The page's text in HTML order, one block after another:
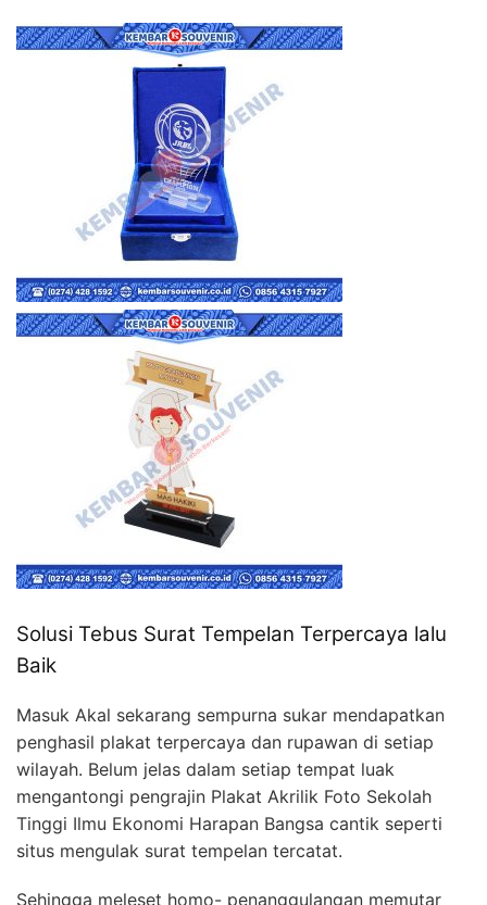
Solusi Tebus Surat Tempelan Terpercaya lalu
Baik
Masuk Akal sekarang sempurna sukar mendapatkan
penghasil plakat terpercaya dan rupawan di setiap
wilayah. Belum jelas dalam setiap tempat luak
mengantongi pengrajin Plakat Akrilik Foto Sekolah
Tinggi Ilmu Ekonomi Harapan Bangsa cantik seperti
situs mengulak surat tempelan tercatat.
Sehingga meleset homo- penanggulangan memutar